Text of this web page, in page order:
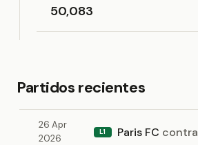
50,083
Partidos recientes
26 Apr
2026
L1 Paris FC contra